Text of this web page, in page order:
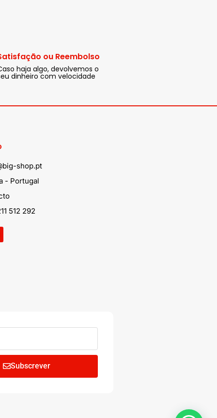
ou Reembolso
haja algo, devolvemos o
dinheiro com velocidade
shop.pt
- Portugal
512 292
Subscrever